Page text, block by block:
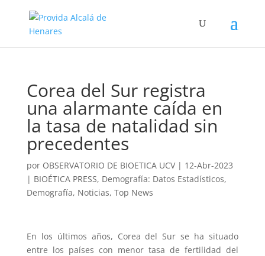
Corea del Sur registra
una alarmante caída en
la tasa de natalidad sin
precedentes
por OBSERVATORIO DE BIOETICA UCV| 12-Abr-2023
| BIOÉTICA PRESS, Demografía: Datos Estadísticos,
Demografí­a, Noticias, Top News
En los últimos años, Corea del Sur se ha situado
entre los países con menor tasa de fertilidad del